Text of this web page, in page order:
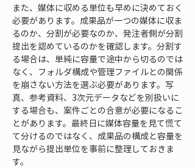
また、媒体に収める単位も早めに決めておく
必要があります。成果品が一つの媒体に収ま
るのか、分割が必要なのか、発注者側が分割
提出を認めているのかを確認します。分割す
る場合は、単純に容量で途中から切るのでは
なく、フォルダ構成や管理ファイルとの関係
を崩さない方法を選ぶ必要があります。写
真、参考資料、3次元データなどを別扱いに
する場合も、案件ごとの合意が必要になるこ
とがあります。最終日に媒体容量を見て慌て
て分けるのではなく、成果品の構成と容量を
見ながら提出単位を事前に整理しておきま
す。